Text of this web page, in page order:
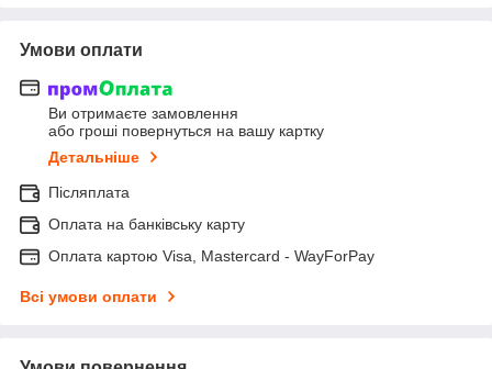
Умови оплати
Ви отримаєте замовлення
або гроші повернуться на вашу картку
Детальніше
Післяплата
Оплата на банківську карту
Оплата картою Visa, Mastercard - WayForPay
Всі умови оплати